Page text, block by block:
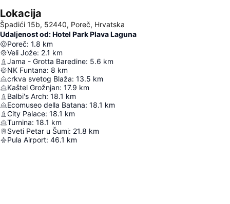
Lokacija
Špadići 15b, 52440, Poreč, Hrvatska
Udaljenost od: Hotel Park Plava Laguna
Poreč: 1.8 km
Veli Jože: 2.1 km
Jama - Grotta Baredine: 5.6 km
NK Funtana: 8 km
crkva svetog Blaža: 13.5 km
Kaštel Grožnjan: 17.9 km
Balbi's Arch: 18.1 km
Ecomuseo della Batana: 18.1 km
City Palace: 18.1 km
Turnina: 18.1 km
Sveti Petar u Šumi: 21.8 km
Pula Airport: 46.1 km